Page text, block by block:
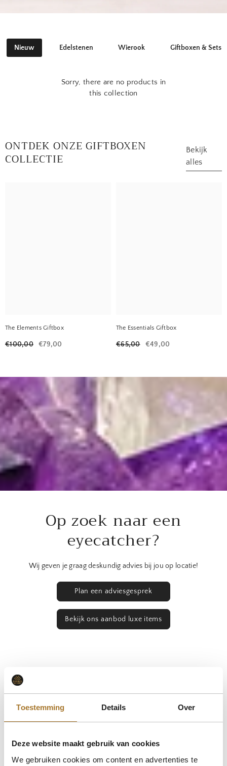
Toestemming Details Over
Deze website maakt gebruik van cookies
We gebruiken cookies om content en advertenties te
Nieuw Edelstenen Wierook Giftboxen & Sets
Sorry, there are no products in
this collection
ONTDEK ONZE GIFTBOXEN
COLLECTIE
Bekijk
alles
The Elements Giftbox
€100,00 €79,00
The Essentials Giftbox
€65,00 €49,00
Op zoek naar een
eyecatcher?
Wij geven je graag deskundig advies bij jou op locatie!
Plan een adviesgesprek
Bekijk ons aanbod luxe items
SHOP MET 50% KORTING!